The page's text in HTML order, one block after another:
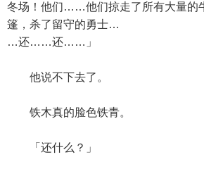
冬场！他们……他们掠走了所有大量的
篷，杀了留守的勇士…
…还……还……」
他说不下去了。
铁木真的脸色铁青。
「还什么？」